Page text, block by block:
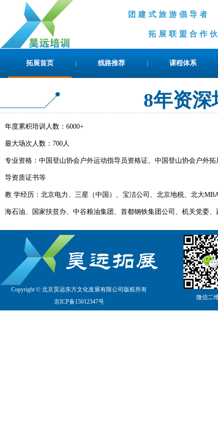
团建式旅游倡导
拓展联盟合作伙
拓展首页 线路推荐 课程体系
8年资
年度累积培训人数：6000+
最大场次人数：700人
专业资格：中国登山协会户外运动指导员资格证、中国登山协会户外
导资质证书等
教 学经历：北京电力、三星（中国）、宝洁公司、北京地税、北大
海石油、国家扶贫办、中谷粮油集团、首都钢铁集团公司、机关党委
Copyright © 北京昊远东方文化发展有限公司版权所有
京ICP备15012347号
微信二